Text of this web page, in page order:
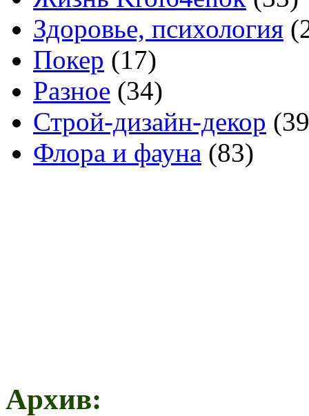
Здоровье, психология
Покер (17)
Разное (34)
Строй-дизайн-декор
Флора и фауна (83)
Архив: